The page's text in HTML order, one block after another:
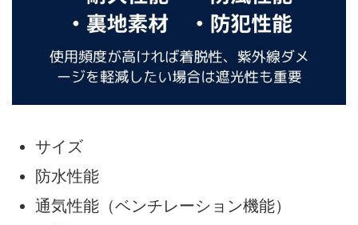
サイズ
防水性能
通気性能（ベンチレーション機能）